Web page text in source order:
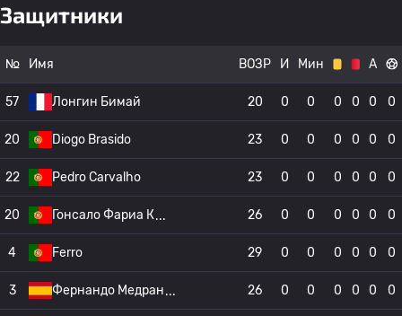
Защитники
№ Имя ВОЗР И Мин А
57 Лонгин Бимай 20 0 0 0 0 0 0
20 Diogo Brasido 23 0 0 0 0 0 0
22 Pedro Carvalho 23 0 0 0 0 0 0
20 Гонсало Фариа К 26 0 0 0 0 0 0
4 Ferro 29 0 0 0 0 0 0
3 Фернандо Медран 26 0 0 0 0 0 0